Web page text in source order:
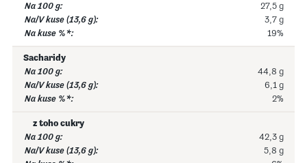
27,5 g
3,7 g
19%
Sacharidy
44,8 g
6,1 g
2%
z toho cukry
42,3 g
5,8 g